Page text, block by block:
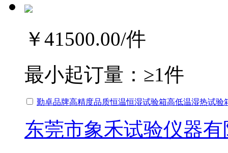
￥41500.00/件
最小起订量： ≥1件
勤卓品牌高精度品质恒温恒湿试验箱高低温湿热试验
东莞市象禾试验仪器